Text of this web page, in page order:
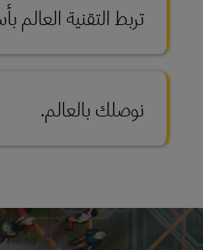
تربط التقنية العالم
نوصلك بالعالم.